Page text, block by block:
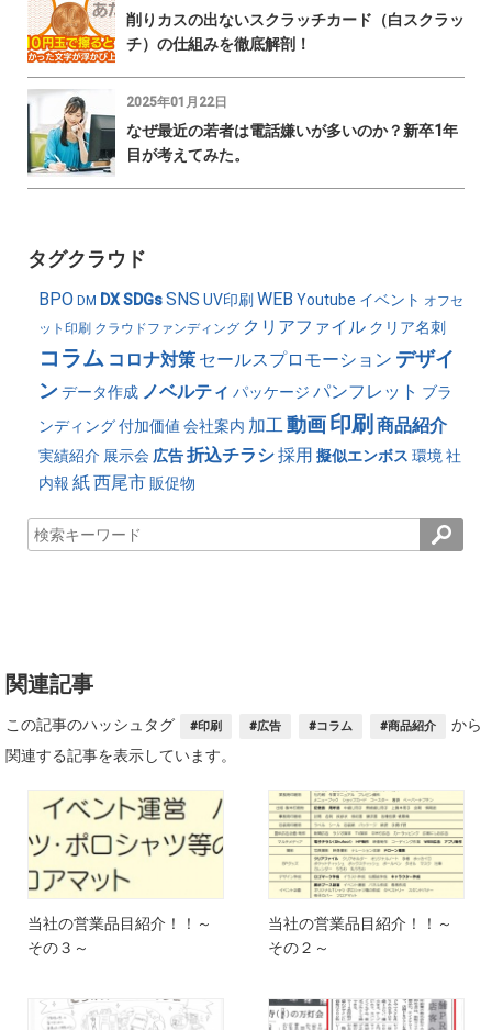
削りカスの出ないスクラッチカード（白スクラッ
チ）の仕組みを徹底解剖！
2025年01月22日
なぜ最近の若者は電話嫌いが多いのか？新卒1年
目が考えてみた。
タグクラウド
BPO DM DXSDGsSNS UV印刷 WEB Youtube イベント オフセ
ット印刷 クラウドファンディング クリアファイル クリア名刺
コラム コロナ対策 セールスプロモーション デザイ
ンデータ作成 ノベルティ パッケージ パンフレット ブラ
ンディング付加価値 会社案内 加工 動画印刷 商品紹介
実績紹介 展示会 広告折込チラシ採用 擬似エンボス 環境 社
内報 紙西尾市 販促物
関連記事
この記事のハッシュタグ #印刷 #広告 #コラム #商品紹介
から
関連する記事を表示しています。
当社の営業品目紹介！！～
その３～
当社の営業品目紹介！！～
その２～